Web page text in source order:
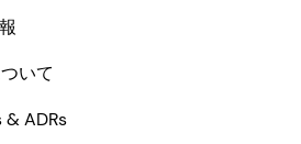
いて
& ADRs